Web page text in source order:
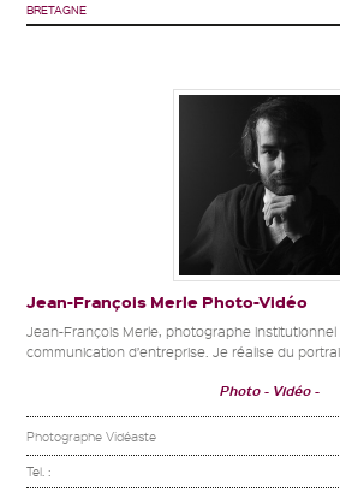
BRETAGNE
Jean-François Merle Photo-Vidéo
Jean-François Merle, photographe institutionnel
communication d’entreprise. Je réalise du
Photo Vidéo
Photographe Vidéaste
Tel. :